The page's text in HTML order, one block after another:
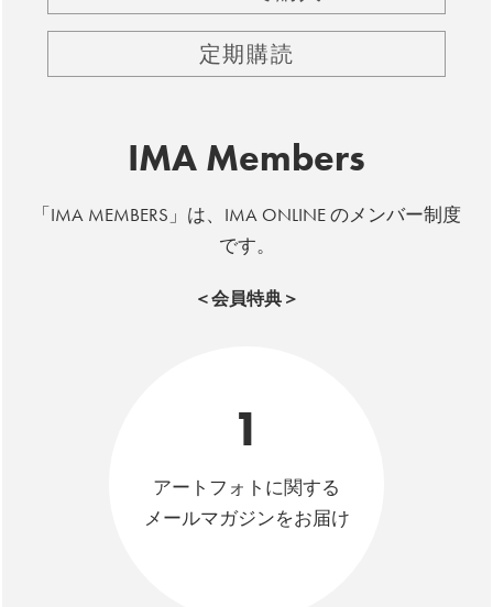
定期購読
IMA Members
「IMA MEMBERS」は、IMA ONLINE のメンバー制度
です。
＜会員特典＞
1
アートフォトに関する
メールマガジンをお届け